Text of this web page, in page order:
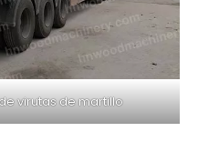
virutas de martillo